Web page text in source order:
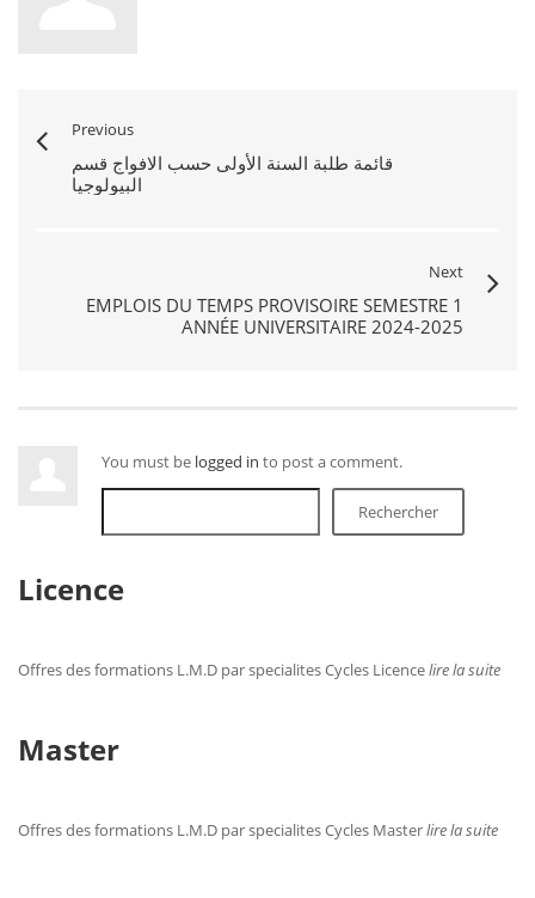
Previous
قائمة طلبة السنة الأولى حسب الافواج قسم
البيولوجيا
Next
EMPLOIS DU TEMPS PROVISOIRE SEMESTRE 1
ANNÉE UNIVERSITAIRE 2024-2025
You must be logged in to post a comment.
Rechercher
Licence
Offres des formations L.M.D par specialites Cycles Licencelire la suite
Master
Offres des formations L.M.D par specialites Cycles Masterlire la suite